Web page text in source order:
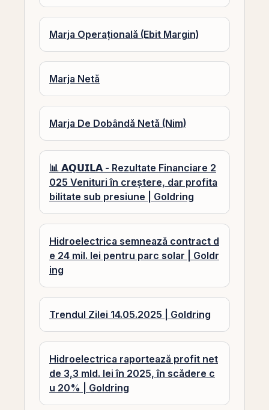
Marja Operațională (Ebit Margin)
Marja Netă
Marja De Dobândă Netă (Nim)
📊 𝗔𝗤𝗨𝗜𝗟𝗔 - Rezultate Financiare 2
025 Venituri în creștere, dar profita
bilitate sub presiune | Goldring
Hidroelectrica semnează contract d
e 24 mil. lei pentru parc solar | Goldr
ing
Trendul Zilei 14.05.2025 | Goldring
Hidroelectrica raportează profit net
de 3,3 mld. lei în 2025, în scădere c
u 20% | Goldring